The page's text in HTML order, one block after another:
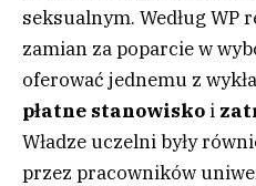
seksualnym. Według WP
zamian za poparcie w
oferować jednemu z
płatne stanowisko i
Władze uczelni były
przez pracowników